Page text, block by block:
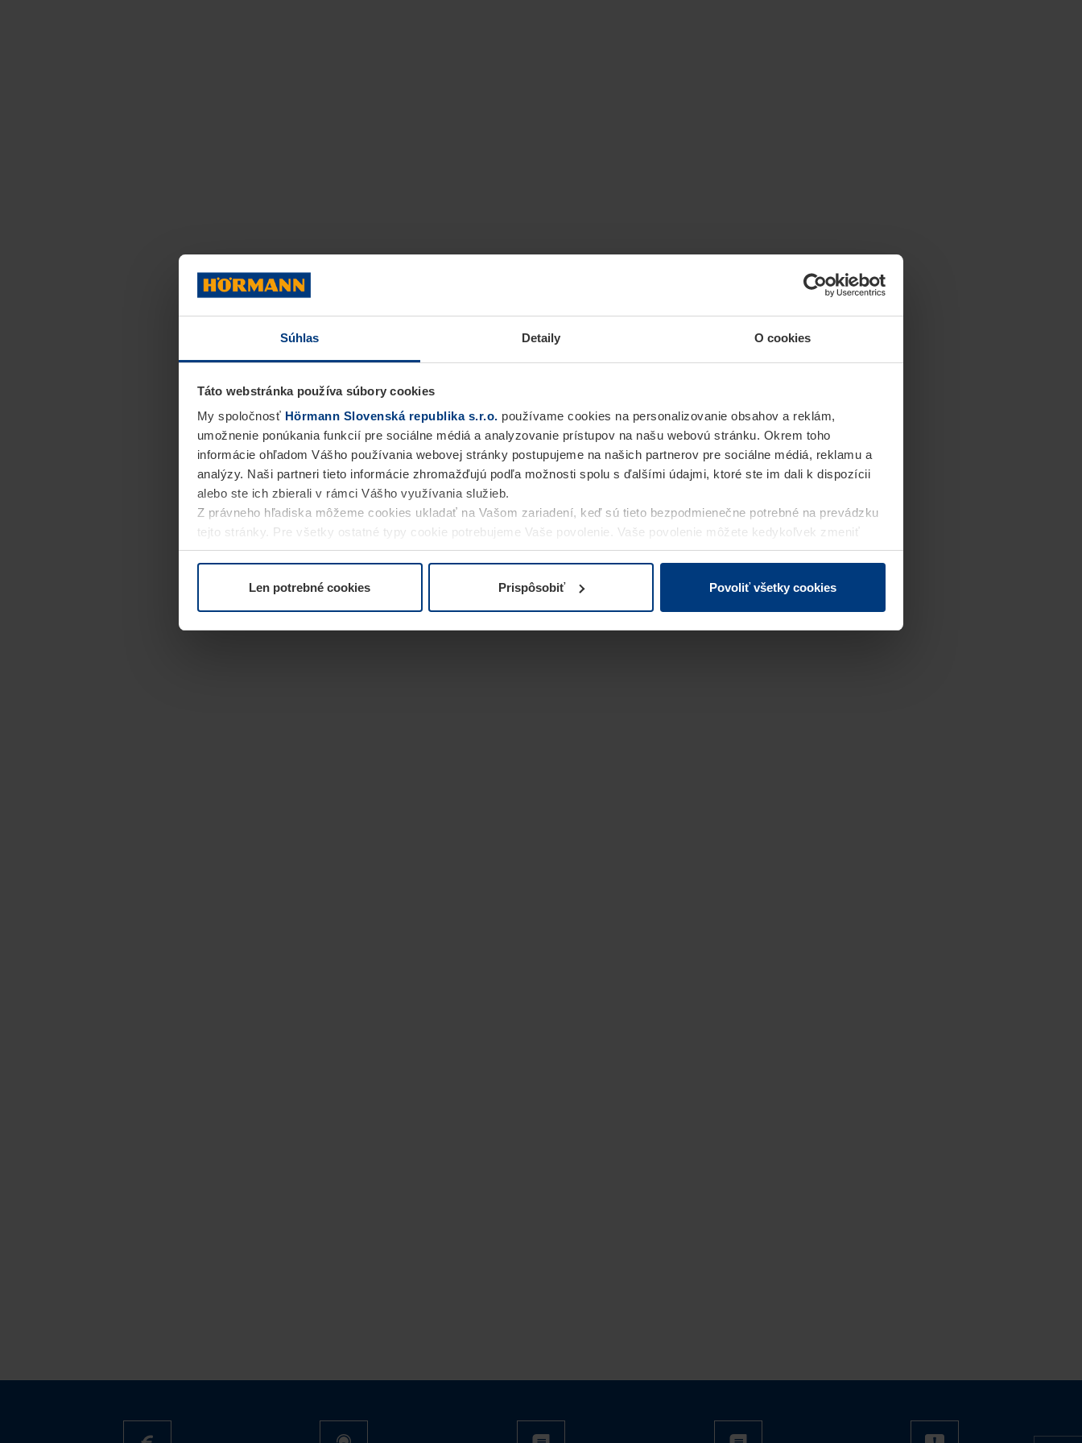
Súhlas Detaily O cookies
Táto webstránka používa súbory cookies
My spoločnosť Hörmann Slovenská republika s.r.o. používame cookies na personalizovanie obsahov a reklám,
umožnenie ponúkania funkcií pre sociálne médiá a analyzovanie prístupov na našu webovú stránku. Okrem toho
informácie ohľadom Vášho používania webovej stránky postupujeme na našich partnerov pre sociálne médiá, reklamu a
analýzy. Naši partneri tieto informácie zhromažďujú podľa možnosti spolu s ďalšími údajmi, ktoré ste im dali k dispozícii
alebo ste ich zbierali v rámci Vášho využívania služieb.
Z právneho hľadiska môžeme cookies ukladať na Vašom zariadení, keď sú tieto bezpodmienečne potrebné na prevádzku
tejto stránky. Pre všetky ostatné typy cookie potrebujeme Vaše povolenie. Vaše povolenie môžete kedykoľvek zmeniť
alebo odvolať vo vysvetlení cookie na stránkeVyhlásenie o ochrane osobných údajovnašej webovej stránky.
Len potrebné cookies Prispôsobiť Povoliť všetky cookies